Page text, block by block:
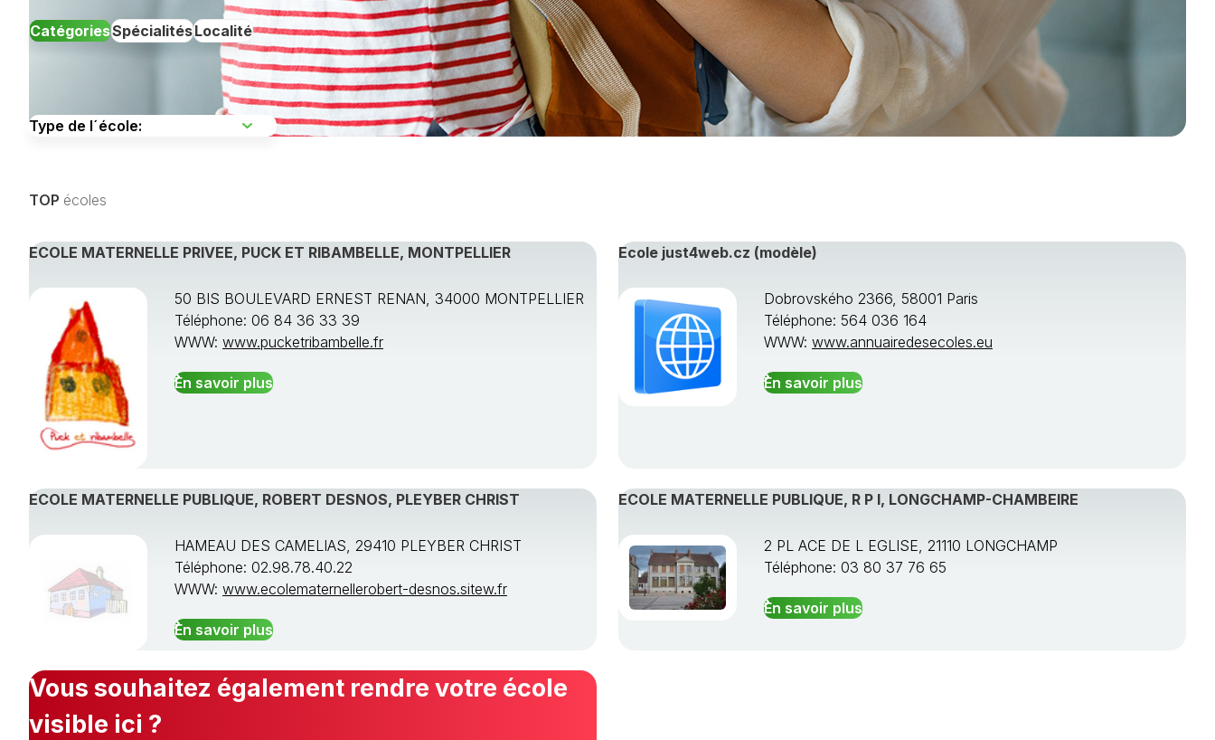
CatégoriesSpécialitésLocalité
TOP écoles
ECOLE MATERNELLE PRIVEE, PUCK ET RIBAMBELLE, MONTPELLIER
50 BIS BOULEVARD ERNEST RENAN, 34000 MONTPELLIER
Téléphone: 06 84 36 33 39
WWW: www.pucketribambelle.fr
En savoir plus
Ecole just4web.cz (modèle)
Dobrovského 2366, 58001 Paris
Téléphone: 564 036 164
WWW: www.annuairedesecoles.eu
En savoir plus
ECOLE MATERNELLE PUBLIQUE, ROBERT DESNOS, PLEYBER CHRIST
HAMEAU DES CAMELIAS, 29410 PLEYBER CHRIST
Téléphone: 02.98.78.40.22
WWW: www.ecolematernellerobert-desnos.sitew.fr
En savoir plus
ECOLE MATERNELLE PUBLIQUE, R P I, LONGCHAMP-CHAMBEIRE
2 PL ACE DE L EGLISE, 21110 LONGCHAMP
Téléphone: 03 80 37 76 65
En savoir plus
Vous souhaitez également rendre votre école
visible ici ?